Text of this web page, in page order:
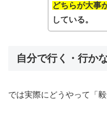
どちらが大事
している。
自分で行く・行か
では実際にどうやって「